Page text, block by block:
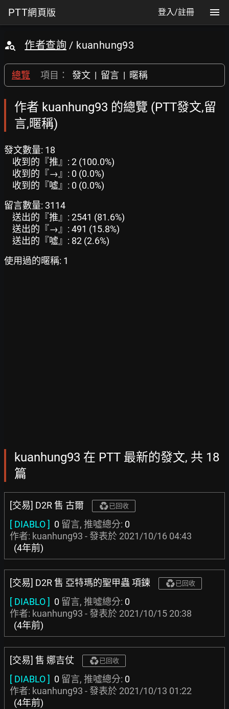
PTT網頁版 登入/註冊
作者查詢 / kuanhung93
總覽 項目： 發文 | 留言 | 暱稱
作者 kuanhung93 的總覽 (PTT發文,留
言,暱稱)
發文數量: 18
收到的『推』: 2 (100.0%)
收到的『→』: 0 (0.0%)
收到的『噓』: 0 (0.0%)
留言數量: 3114
送出的『推』: 2541 (81.6%)
送出的『→』: 491 (15.8%)
送出的『噓』: 82 (2.6%)
使用過的暱稱: 1
kuanhung93 在 PTT 最新的發文, 共 18
篇
[交易] D2R 售 古爾 已回收
[ DIABLO ] 0 留言, 推噓總分: 0
作者: kuanhung93 - 發表於 2021/10/16 04:43
(4年前)
[交易] D2R 售 亞特瑪的聖甲蟲 項鍊 已回收
[ DIABLO ] 0 留言, 推噓總分: 0
作者: kuanhung93 - 發表於 2021/10/15 20:38
(4年前)
[交易] 售 娜吉仗 已回收
[ DIABLO ] 0 留言, 推噓總分: 0
作者: kuanhung93 - 發表於 2021/10/13 01:22
(4年前)